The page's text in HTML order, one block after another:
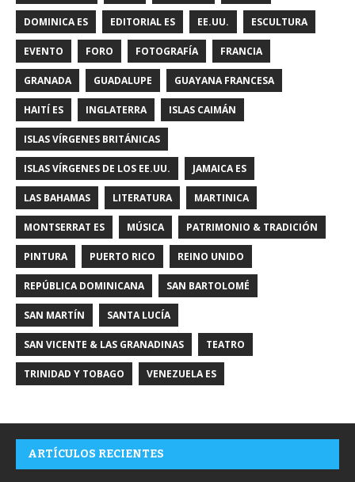
DOMINICA ES EDITORIAL ES EE.UU. ESCULTURA
EVENTO FORO FOTOGRAFÍA FRANCIA
GRANADA GUADALUPE GUAYANA FRANCESA
HAITÍ ES INGLATERRA ISLAS CAIMÁN
ISLAS VÍRGENES BRITÁNICAS
ISLAS VÍRGENES DE LOS EE.UU. JAMAICA ES
LAS BAHAMAS LITERATURA MARTINICA
MONTSERRAT ES MÚSICA PATRIMONIO & TRADICIÓN
PINTURA PUERTO RICO REINO UNIDO
REPÚBLICA DOMINICANA SAN BARTOLOMÉ
SAN MARTÍN SANTA LUCÍA
SAN VICENTE & LAS GRANADINAS TEATRO
TRINIDAD Y TOBAGO VENEZUELA ES
ARTÍCULOS RECIENTES